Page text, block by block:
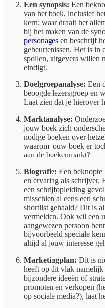
Een synopsis: Een
van het boek, inclusief
kern; waar draait het
bij het maken van de
personages en beschrijf
gebeurtenissen. Het is in
spoilen, uitgevers willen
eindigt.
Doelgroepanalyse: Een
beoogde lezersgroep en
Laat zien dat je hierover
Marktanalyse:
jouw boek zich
nodige boeken over
waarom jouw boek er
aan de boekenmarkt?
Biografie: Een
en ervaring als schrijver.
een schrijfopleiding
misschien al eens een
shortlist gehaald? Dit is
vermelden. Ook wil een
aangewezen persoon
bijvoorbeeld speciale
altijd al jouw interesse
Marketingplan: Dit is
heeft op dit vlak namelijk
bijzondere ideeën of
promoten en verkopen
op sociale media?), laat